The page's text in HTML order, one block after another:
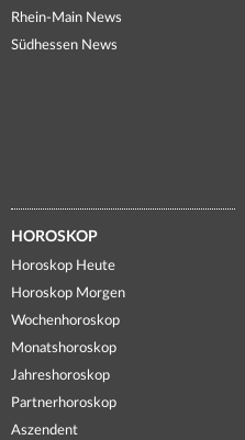
Rhein-Main News
Südhessen News
HOROSKOP
Horoskop Heute
Horoskop Morgen
Wochenhoroskop
Monatshoroskop
Jahreshoroskop
Partnerhoroskop
Aszendent